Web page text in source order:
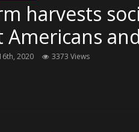
harvests
2020 3373 Views